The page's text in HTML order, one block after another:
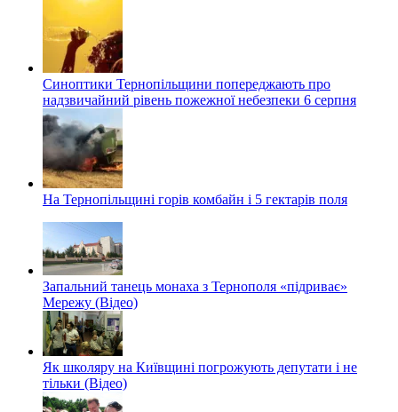
Синоптики Тернопільщини попереджають про
надзвичайний рівень пожежної небезпеки 6 серпня
На Тернопільщині горів комбайн і 5 гектарів поля
Запальний танець монаха з Тернополя «підриває»
Мережу (Відео)
Як школяру на Київщині погрожують депутати і не
тільки (Відео)